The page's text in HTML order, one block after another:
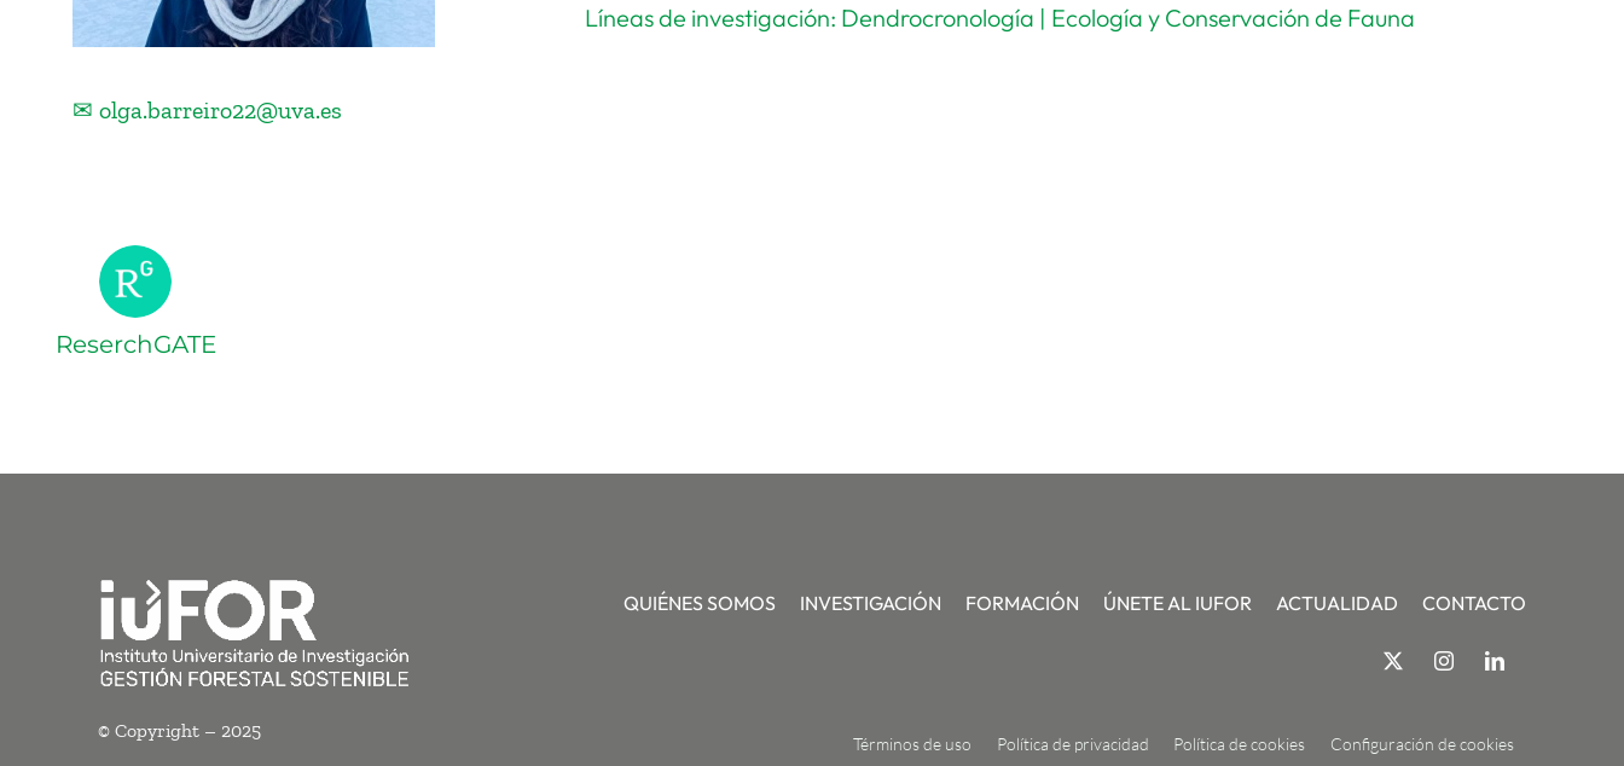
✉ olga.barreiro22@uva.es
Líneas de investigación: Dendrocronología | Ecología y Conservación de Fauna
ReserchGATE
QUIÉNES SOMOS INVESTIGACIÓN FORMACIÓN ÚNETE AL IUFOR ACTUALIDAD CONTACTO
© Copyright – 2025
Términos de uso Política de privacidad Política de cookies Configuración de cookies